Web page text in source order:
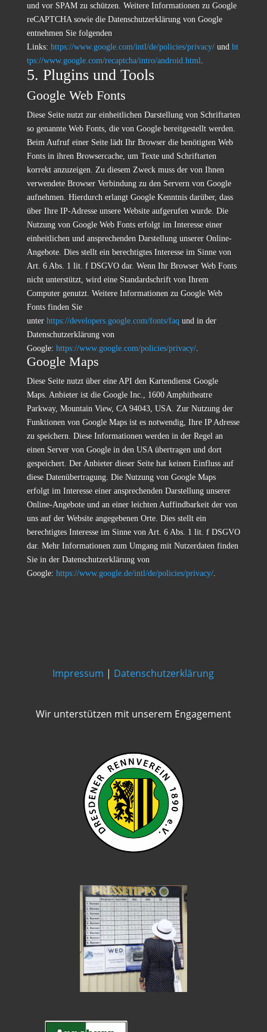
und vor SPAM zu schützen. Weitere Informationen zu Google
reCAPTCHA sowie die Datenschutzerklärung von Google
entnehmen Sie folgenden
Links: https://www.google.com/intl/de/policies/privacy/und ht
tps://www.google.com/recaptcha/intro/android.html
5. Plugins und Tools
Google Web Fonts
Diese Seite nutzt zur einheitlichen Darstellung von Schriftarten
so genannte Web Fonts, die von Google bereitgestellt werden.
Beim Aufruf einer Seite lädt Ihr Browser die benötigten Web
Fonts in ihren Browsercache, um Texte und Schriftarten
korrekt anzuzeigen. Zu diesem Zweck muss der von Ihnen
verwendete Browser Verbindung zu den Servern von Google
aufnehmen. Hierdurch erlangt Google Kenntnis darüber, dass
über Ihre IP-Adresse unsere Website aufgerufen wurde. Die
Nutzung von Google Web Fonts erfolgt im Interesse einer
einheitlichen und ansprechenden Darstellung unserer Online-
Angebote. Dies stellt ein berechtigtes Interesse im Sinne von
Art. 6 Abs. 1 lit. f DSGVO dar. Wenn Ihr Browser Web Fonts
nicht unterstützt, wird eine Standardschrift von Ihrem
Computer genutzt. Weitere Informationen zu Google Web
Fonts finden Sie
unter https://developers.google.com/fonts/faq und in der
Datenschutzerklärung von
Google: https://www.google.com/policies/privacy/.
Google Maps
Diese Seite nutzt über eine API den Kartendienst Google
Maps. Anbieter ist die Google Inc., 1600 Amphitheatre
Parkway, Mountain View, CA 94043, USA. Zur Nutzung der
Funktionen von Google Maps ist es notwendig, Ihre IP Adresse
zu speichern. Diese Informationen werden in der Regel an
einen Server von Google in den USA übertragen und dort
gespeichert. Der Anbieter dieser Seite hat keinen Einfluss auf
diese Datenübertragung. Die Nutzung von Google Maps
erfolgt im Interesse einer ansprechenden Darstellung unserer
Online-Angebote und an einer leichten Auffindbarkeit der von
uns auf der Website angegebenen Orte. Dies stellt ein
berechtigtes Interesse im Sinne von Art. 6 Abs. 1 lit. f DSGVO
dar. Mehr Informationen zum Umgang mit Nutzerdaten finden
Sie in der Datenschutzerklärung von
Google: https://www.google.de/intl/de/policies/privacy/.
Impressum | Datenschutzerklärung
Wir unterstützen mit unserem Engagement